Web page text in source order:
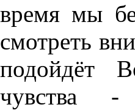
время мы
смотреть
подойдёт
чувства -